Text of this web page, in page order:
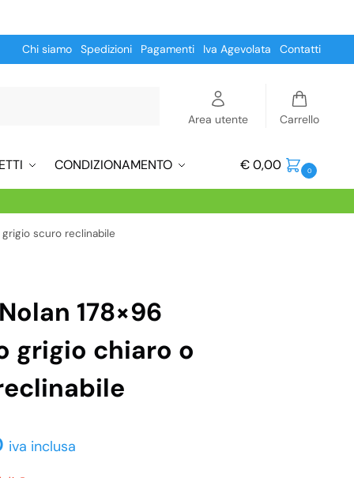
Chi siamo Spedizioni Pagamenti Iva Agevolata Contatti
Area utente Carrello
CONDIZIONAMENTO €0,00 0
scuro reclinabile
178×96
grigio chiaro o
iva inclusa